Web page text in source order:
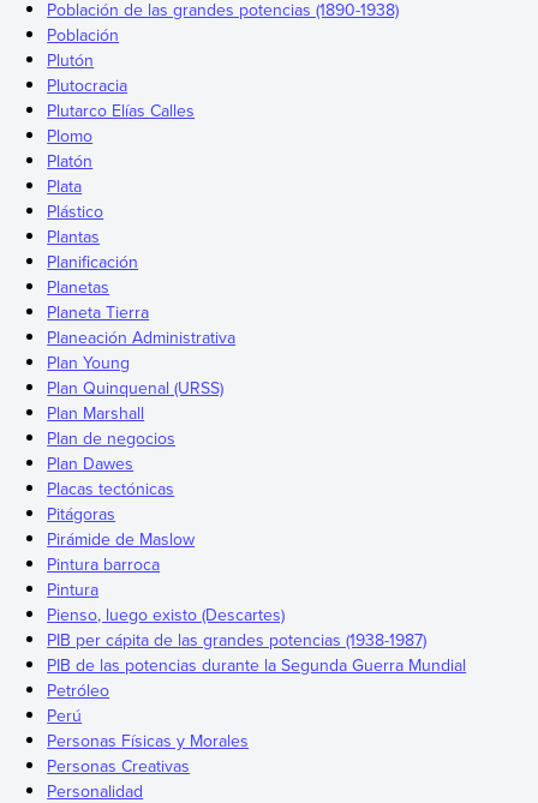
Población de las grandes potencias (1890-1938)
Población
Plutón
Plutocracia
Plutarco Elías Calles
Plomo
Platón
Plata
Plástico
Plantas
Planificación
Planetas
Planeta Tierra
Planeación Administrativa
Plan Young
Plan Quinquenal (URSS)
Plan Marshall
Plan de negocios
Plan Dawes
Placas tectónicas
Pitágoras
Pirámide de Maslow
Pintura barroca
Pintura
Pienso, luego existo (Descartes)
PIB per cápita de las grandes potencias (1938-1987)
PIB de las potencias durante la Segunda Guerra Mundial
Petróleo
Perú
Personas Físicas y Morales
Personas Creativas
Personalidad